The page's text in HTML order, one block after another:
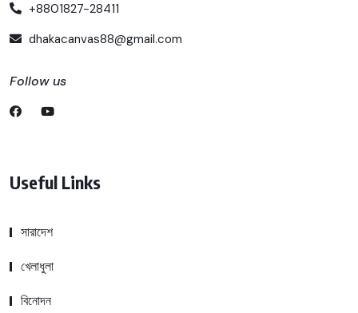
+8801827-28411
dhakacanvas88@gmail.com
Follow us
Useful Links
সারাদেশ
খেলাধুলা
বিনোদন